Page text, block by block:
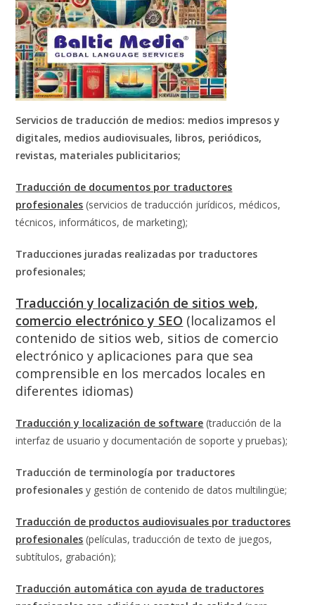
Servicios de traducción de medios: medios impresos y
digitales, medios audiovisuales, libros, periódicos,
revistas, materiales publicitarios;
Traducción de documentos por traductores
profesionales (servicios de traducción jurídicos, médicos,
técnicos, informáticos, de marketing);
Traducciones juradas realizadas por traductores
profesionales;
Traducción y localización de sitios web,
comercio electrónico y SEO (localizamos el
contenido de sitios web, sitios de comercio
electrónico y aplicaciones para que sea
comprensible en los mercados locales en
diferentes idiomas)
Traducción y localización de software (traducción de la
interfaz de usuario y documentación de soporte y pruebas);
Traducción de terminología por traductores
profesionales y gestión de contenido de datos multilingüe;
Traducción de productos audiovisuales por traductores
profesionales (películas, traducción de texto de juegos,
subtítulos, grabación);
Traducción automática con ayuda de traductores